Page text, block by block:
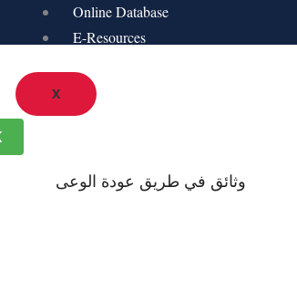
Online Database
E-Resources
X
وثائق في طريق عودة الوعى